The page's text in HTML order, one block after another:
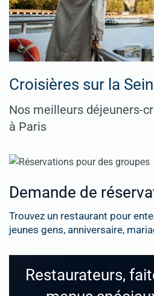
Croisières sur la
Nos meilleurs déjeuners-
à Paris
Demande de
Trouvez un restaurant pour
jeunes gens, anniversaire,
Restaurateurs,